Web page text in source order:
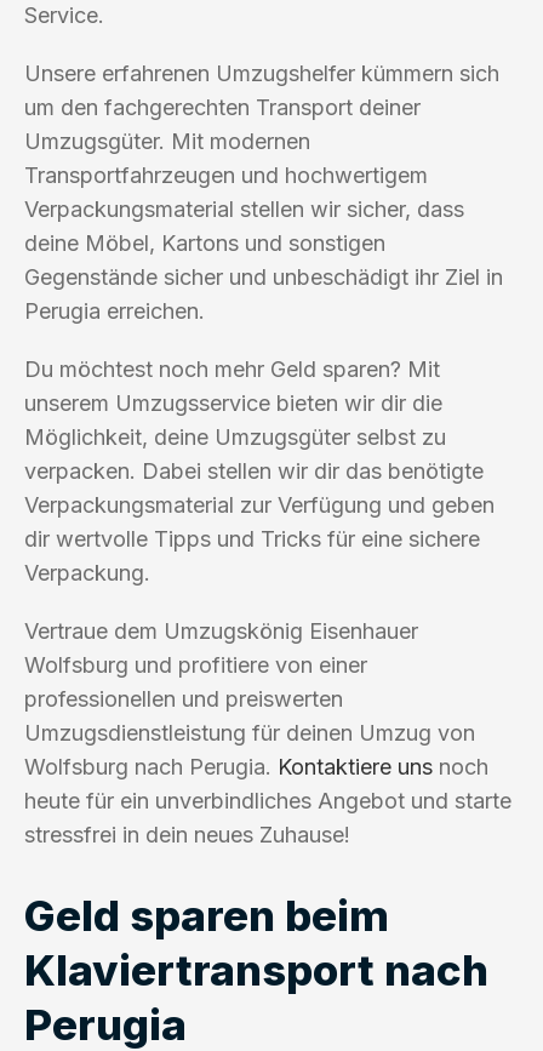
Service.
Unsere erfahrenen Umzugshelfer kümmern sich
um den fachgerechten Transport deiner
Umzugsgüter. Mit modernen
Transportfahrzeugen und hochwertigem
Verpackungsmaterial stellen wir sicher, dass
deine Möbel, Kartons und sonstigen
Gegenstände sicher und unbeschädigt ihr Ziel in
Perugia erreichen.
Du möchtest noch mehr Geld sparen? Mit
unserem Umzugsservice bieten wir dir die
Möglichkeit, deine Umzugsgüter selbst zu
verpacken. Dabei stellen wir dir das benötigte
Verpackungsmaterial zur Verfügung und geben
dir wertvolle Tipps und Tricks für eine sichere
Verpackung.
Vertraue dem Umzugskönig Eisenhauer
Wolfsburg und profitiere von einer
professionellen und preiswerten
Umzugsdienstleistung für deinen Umzug von
Wolfsburg nach Perugia. Kontaktiere uns noch
heute für ein unverbindliches Angebot und starte
stressfrei in dein neues Zuhause!
Geld sparen beim
Klaviertransport nach
Perugia